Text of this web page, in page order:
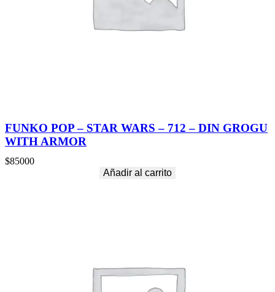
FUNKO POP – STAR WARS – 712 – DIN GROGU
WITH ARMOR
$85000
Añadir al carrito